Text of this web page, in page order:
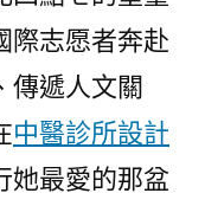
際志愿者奔赴
傳遞人文關
中醫診所設計
她最愛的那盆